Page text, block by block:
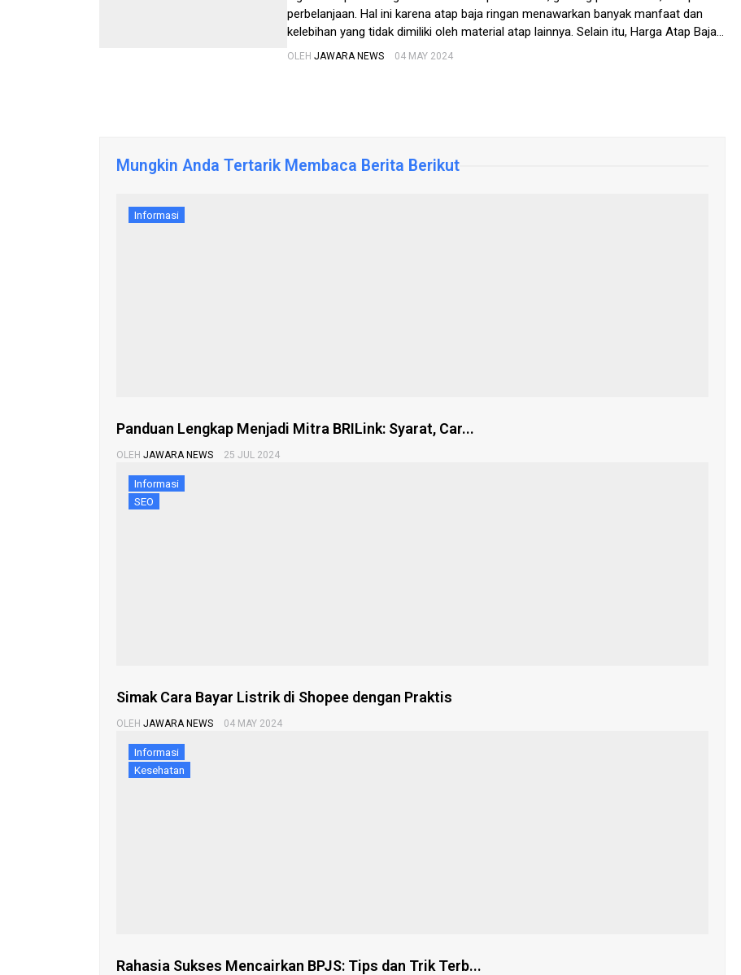
perbelanjaan. Hal ini karena atap baja ringan menawarkan banyak manfaat dan
kelebihan yang tidak dimiliki oleh material atap lainnya. Selain itu, Harga Atap Baja
Ringan juga dapat disesuaikan dengan budget yang tersedia. Apa itu […]
OLEH JAWARA NEWS 04 MAY 2024
Mungkin Anda Tertarik Membaca Berita Berikut
Informasi
Panduan Lengkap Menjadi Mitra BRILink: Syarat, Car...
OLEH JAWARA NEWS 25 JUL 2024
Informasi
SEO
Simak Cara Bayar Listrik di Shopee dengan Praktis
OLEH JAWARA NEWS 04 MAY 2024
Informasi
Kesehatan
Rahasia Sukses Mencairkan BPJS: Tips dan Trik Terb...